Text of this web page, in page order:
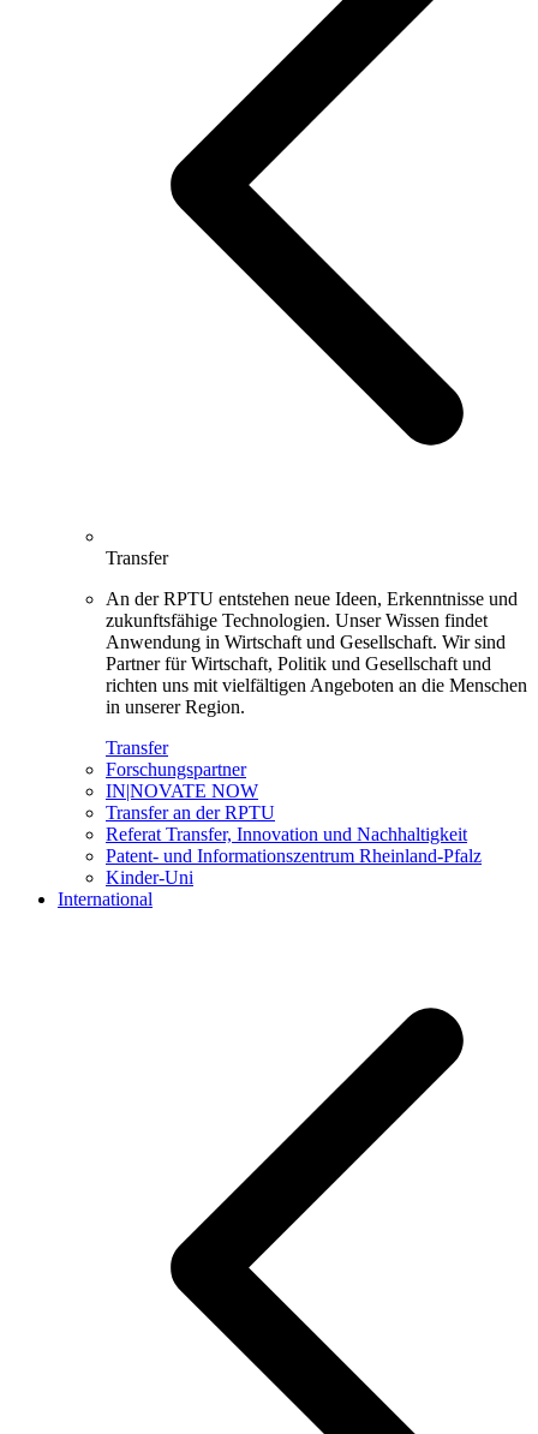
Transfer
An der RPTU entstehen neue Ideen, Erkenntnisse und
zukunftsfähige Technologien. Unser Wissen findet
Anwendung in Wirtschaft und Gesellschaft. Wir sind
Partner für Wirtschaft, Politik und Gesellschaft und
richten uns mit vielfältigen Angeboten an die Menschen
in unserer Region.
Transfer
Forschungspartner
IN|NOVATE NOW
Transfer an der RPTU
Referat Transfer, Innovation und Nachhaltigkeit
Patent- und Informationszentrum Rheinland-Pfalz
Kinder-Uni
International